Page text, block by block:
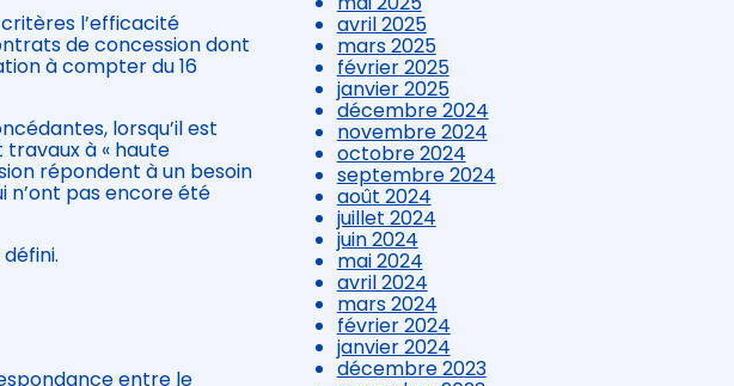
l’efficacité
de concession dont
à compter du 16
lorsqu’il est
travaux à « haute
répondent à un besoin
n’ont pas encore été
entre le
avril 2025
mars 2025
février 2025
janvier 2025
décembre 2024
novembre 2024
octobre 2024
septembre 2024
août 2024
juillet 2024
juin 2024
mai 2024
avril 2024
mars 2024
février 2024
janvier 2024
décembre 2023